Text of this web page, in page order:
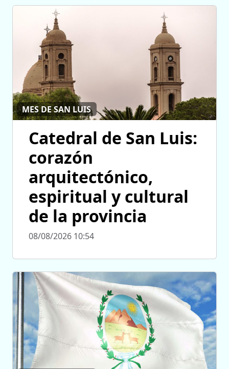
MES DE SAN LUIS
Catedral de San Luis:
corazón
arquitectónico,
espiritual y cultural
de la provincia
08/08/2026 10:54